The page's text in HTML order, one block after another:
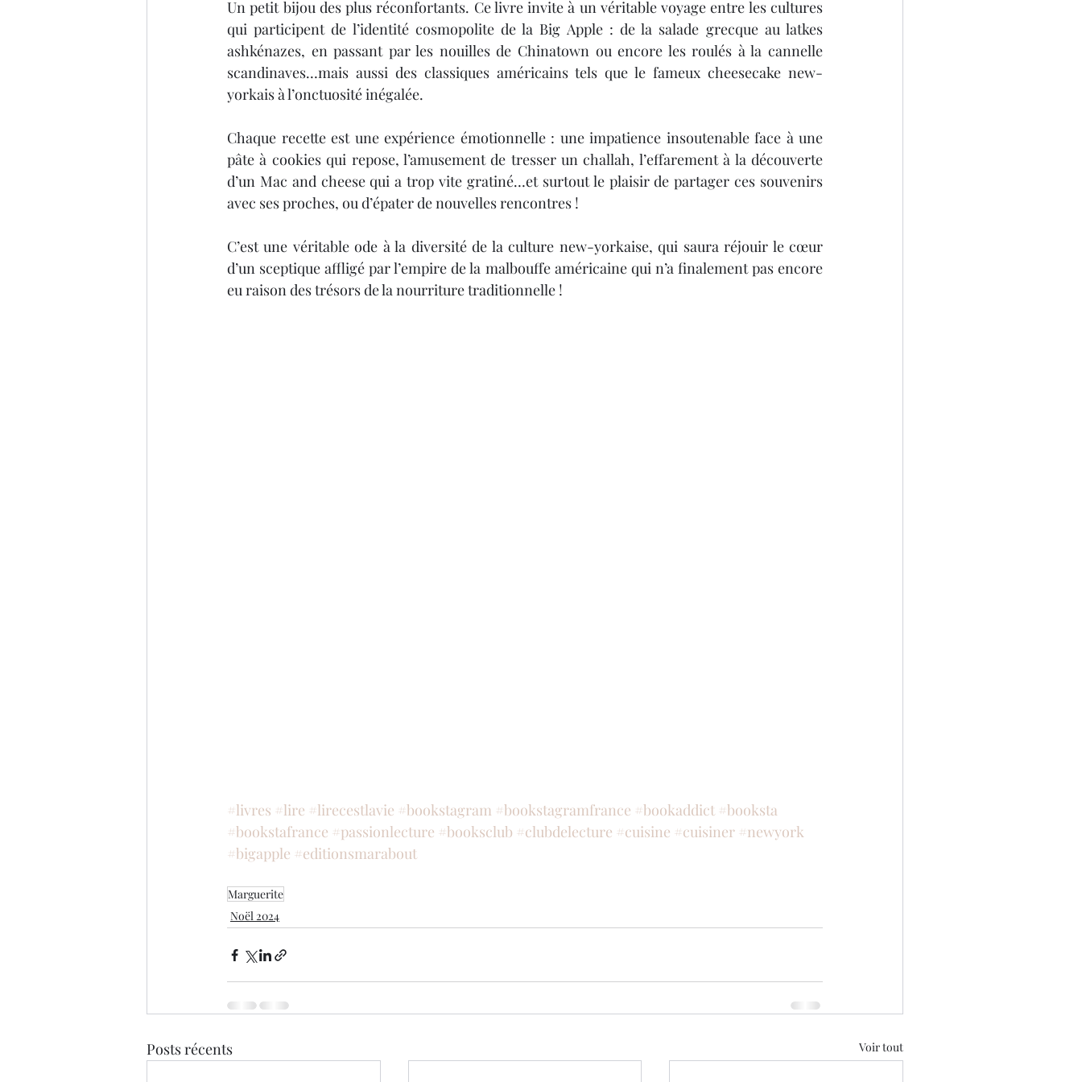
Thriller Salon du livre Noël 2023 Book Haul Citations Noël 2024
Un petit bijou des plus réconfortants. Ce livre invite à un véritable voyage entre les cultures
qui participent de l’identité cosmopolite de la Big Apple : de la salade grecque au latkes
ashkénazes, en passant par les nouilles de Chinatown ou encore les roulés à la cannelle
scandinaves…mais aussi des classiques américains tels que le fameux cheesecake new-
yorkais à l’onctuosité inégalée.
Chaque recette est une expérience émotionnelle : une impatience insoutenable face à une
pâte à cookies qui repose, l’amusement de tresser un challah, l’effarement à la découverte
d’un Mac and cheese qui a trop vite gratiné…et surtout le plaisir de partager ces souvenirs
avec ses proches, ou d’épater de nouvelles rencontres !
C’est une véritable ode à la diversité de la culture new-yorkaise, qui saura réjouir le cœur
d’un sceptique affligé par l’empire de la malbouffe américaine qui n’a finalement pas encore
eu raison des trésors de la nourriture traditionnelle !
#livres #lire #lirecestlavie #bookstagram #bookstagramfrance #bookaddict #booksta
#bookstafrance #passionlecture #booksclub #clubdelecture #cuisine #cuisiner #newyork
#bigapple #editionsmarabout
Marguerite
Noël 2024
Posts récents Voir tout